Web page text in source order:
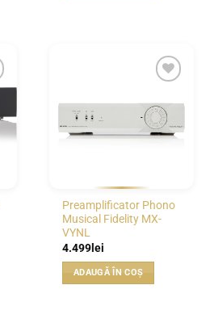
Preamplificator Phono
Musical Fidelity MX-
VYNL
4.499lei
ADAUGĂ ÎN COȘ